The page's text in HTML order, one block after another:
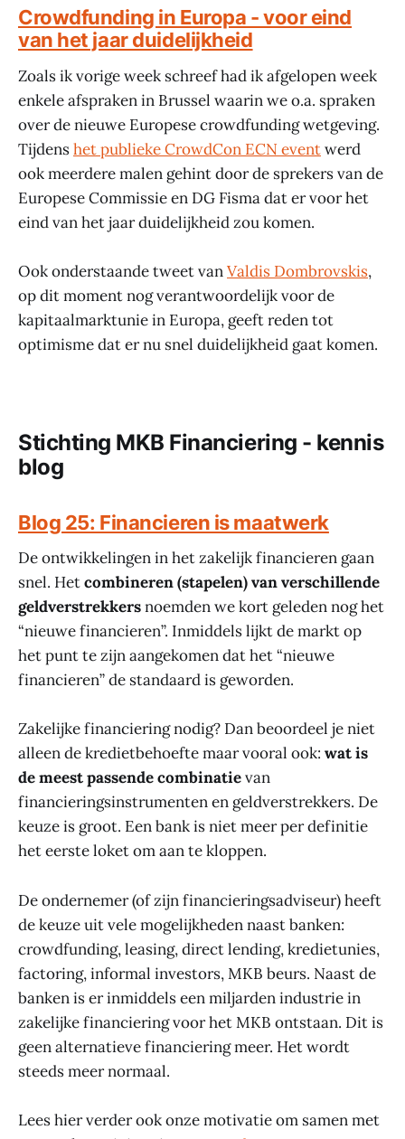
Crowdfunding in Europa - voor eind
van het jaar duidelijkheid
Zoals ik vorige week schreef had ik afgelopen week
enkele afspraken in Brussel waarin we o.a. spraken
over de nieuwe Europese crowdfunding wetgeving.
Tijdenshet publieke CrowdCon ECN eventwerd
ook meerdere malen gehint door de sprekers van de
Europese Commissie en DG Fisma dat er voor het
eind van het jaar duidelijkheid zou komen.
Ook onderstaande tweet vanValdis Dombrovskis,
op dit moment nog verantwoordelijk voor de
kapitaalmarktunie in Europa, geeft reden tot
optimisme dat er nu snel duidelijkheid gaat komen.
Stichting MKB Financiering - kennis
blog
Blog 25: Financieren is maatwerk
De ontwikkelingen in het zakelijk financieren gaan
snel. Hetcombineren (stapelen) van verschillende
geldverstrekkersnoemden we kort geleden nog het
“nieuwe financieren”. Inmiddels lijkt de markt op
het punt te zijn aangekomen dat het “nieuwe
financieren” de standaard is geworden.
Zakelijke financiering nodig? Dan beoordeel je niet
alleen de kredietbehoefte maar vooral ook: wat is
de meest passende combinatievan
financieringsinstrumenten en geldverstrekkers. De
keuze is groot. Een bank is niet meer per definitie
het eerste loket om aan te kloppen.
De ondernemer (of zijn financieringsadviseur) heeft
de keuze uit vele mogelijkheden naast banken:
crowdfunding, leasing, direct lending, kredietunies,
factoring, informal investors, MKB beurs. Naast de
banken is er inmiddels een miljarden industrie in
zakelijke financiering voor het MKB ontstaan. Dit is
geen alternatieve financiering meer. Het wordt
steeds meer normaal.
Lees hier verder ook onze motivatie om samen met